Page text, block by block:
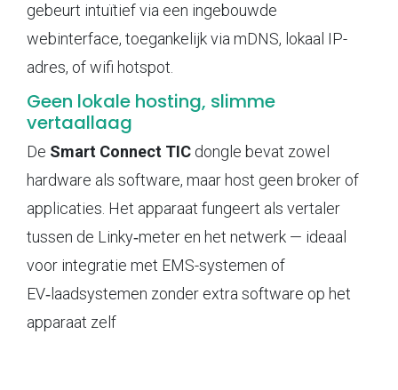
gebeurt intuïtief via een ingebouwde
webinterface, toegankelijk via mDNS, lokaal IP-
adres, of wifi hotspot.
Geen lokale hosting, slimme
vertaallaag
De Smart Connect TIC dongle bevat zowel
hardware als software, maar host geen broker of
applicaties. Het apparaat fungeert als vertaler
tussen de Linky‑meter en het netwerk — ideaal
voor integratie met EMS-systemen of
EV‑laadsystemen zonder extra software op het
apparaat zelf